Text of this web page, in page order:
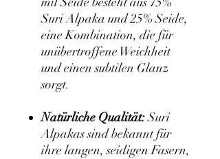
Suri Alpaka und 25% Seide,
eine Kombination, die für
unübertroffene Weichheit
und einen subtilen Glanz
sorgt.
Natürliche Qualität:Suri
Alpakas sind bekannt für
ihre langen, seidigen Fasern,